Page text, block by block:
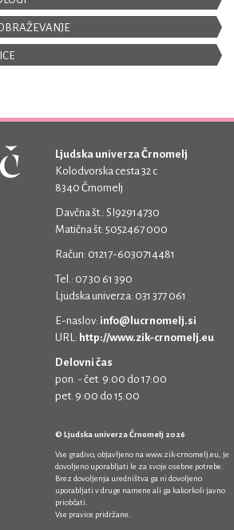
Ljudska univerza Črnomelj
Kolodvorska cesta 32 c
8340 Črnomelj
Davčna št.: SI92914730
Matična št: 5052467 000
Račun: 01217-6030714481
Tel.: 07 30 61 390
Ljudska univerza: 031 377 061
E-naslov: info@lucrnomelj.si
URL: http://www.zik-crnomelj.eu
Delovni čas
pon. - čet. 9:00 do 17:00
pet. 9:00 do 15:00
© Ljudska univerza Črnomelj 2026
Vse gradivo, objavljeno na www.zik-crnomelj.eu , je
dovoljeno uporabljati le za svoje osebne potrebe.
Brez dovoljenja uredništva ga ni dovoljeno
uporabljati v druge namene ali ga kakorkoli javno
priobčati.
Vse pravice pridržane.